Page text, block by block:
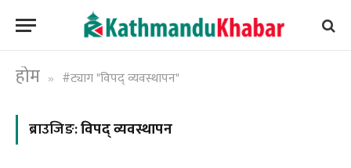
होम » #ट्याग "विपद् व्यवस्थापन"
ब्राउजिङ:विपद् व्यवस्थापन